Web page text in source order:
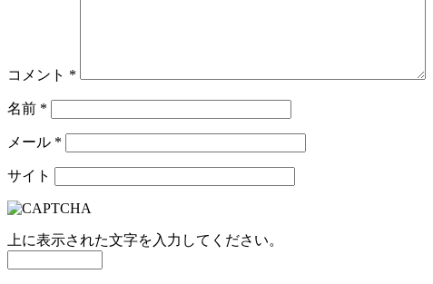
コメント *
名前 *
メール *
サイト
上に表示された文字を入力してください。